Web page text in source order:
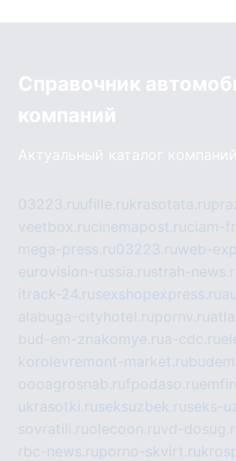
Справочник
компаний
Актуальный каталог
03223.ruufille.rukrasotata.ru
veetbox.rucinemapost.ruciam-
mega-press.ru03223.ruweb-
eurovision-russia.rustrah-
itrack-24.rusexshopexpress.ru
alabuga-cityhotel.rupornv.ru
bud-em-znakomye.rua-cdc.ru
korolevremont-market.ru
oooagrosnab.rufpodaso.ru
ukrasotki.ruseksuzbek.ruseks-
sovratili.ruolecoon.ruvd-
rbc-news.ruporno-skvirt.ru